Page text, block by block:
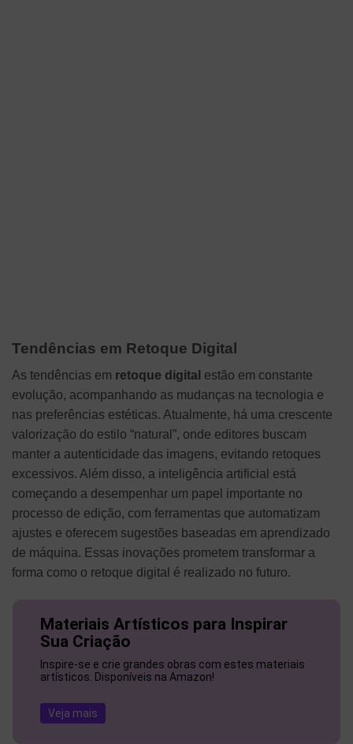
Tendências em Retoque Digital
As tendências em retoque digital estão em constante
evolução, acompanhando as mudanças na tecnologia e
nas preferências estéticas. Atualmente, há uma crescente
valorização do estilo “natural”, onde editores buscam
manter a autenticidade das imagens, evitando retoques
excessivos. Além disso, a inteligência artificial está
começando a desempenhar um papel importante no
processo de edição, com ferramentas que automatizam
ajustes e oferecem sugestões baseadas em aprendizado
de máquina. Essas inovações prometem transformar a
forma como o retoque digital é realizado no futuro.
Materiais Artísticos para Inspirar
Sua Criação
Inspire-se e crie grandes obras com estes materiais
artísticos. Disponíveis na Amazon!
Veja mais